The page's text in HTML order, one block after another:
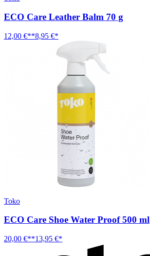
ECO Care Leather Balm 70 g
12,00 €**8,95 €*
Toko
ECO Care Shoe Water Proof 500 ml
20,00 €**13,95 €*